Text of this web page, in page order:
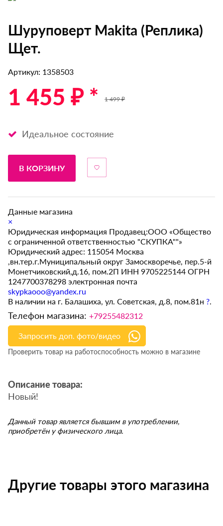
Шуруповерт Makita (Реплика)
Щет.
Артикул: 1358503
1 455 ₽ * 1 499 ₽
Идеальное состояние
В КОРЗИНУ
Данные магазина
×
Юридическая информация Продавец:ООО «Общество
с ограниченной ответственностью "СКУПКА""»
Юридический адрес: 115054 Москва
,вн.тер.г.Муниципальный округ Замоскворечье, пер.5-й
Монетчиковский,д.16, пом.2П ИНН 9705225144 ОГРН
1247700378298 электронная почта
skypkaooo@yandex.ru
В наличии на г. Балашиха, ул. Советская, д.8, пом.81н?.
Телефон магазина:+79255482312
Запросить доп. фото/видео
Проверить товар на работоспособность можно в магазине
Описание товара:
Новый!
Данный товар является бывшим в употреблении,
приобретён у физического лица.
Другие товары этого магазина